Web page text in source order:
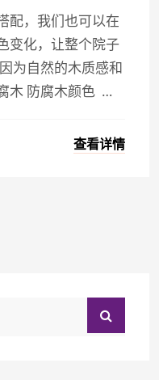
配，我们也可以在
变化，让整个院子
为自然的木质感和
木 防腐木颜色 …
查看详情